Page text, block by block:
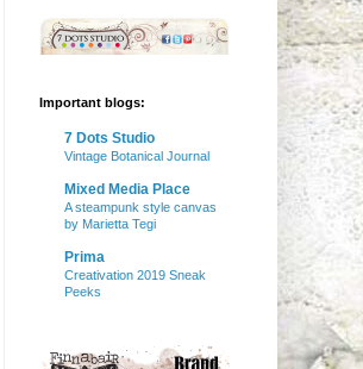
Important blogs:
7 Dots Studio
Vintage Botanical Journal
Mixed Media Place
A steampunk style canvas
by Marietta Tegi
Prima
Creativation 2019 Sneak
Peeks